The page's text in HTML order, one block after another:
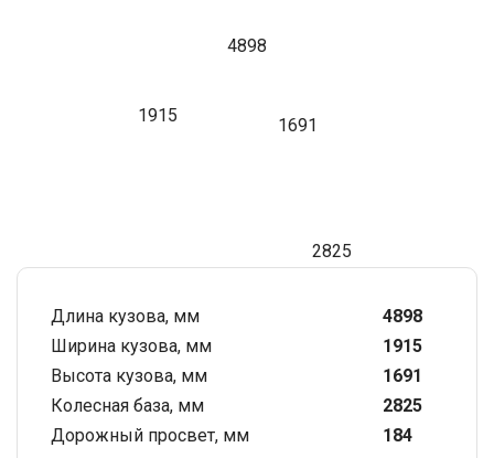
4898
1915 1691
2825
Длина кузова, мм
4898
Ширина кузова, мм
1915
Высота кузова, мм
1691
Колесная база, мм
2825
Дорожный просвет, мм
184